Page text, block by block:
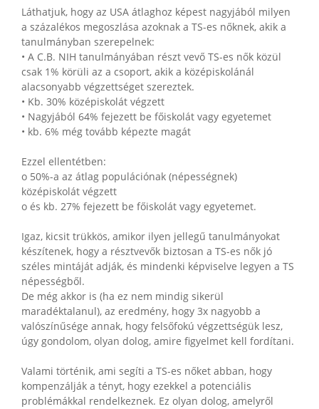
Láthatjuk, hogy az USA átlaghoz képest nagyjából milyen
a százalékos megoszlása azoknak a TS-es nőknek, akik a
tanulmányban szerepelnek:
• A C.B. NIH tanulmányában részt vevő TS-es nők közül
csak 1% körüli az a csoport, akik a középiskolánál
alacsonyabb végzettséget szereztek.
• Kb. 30% középiskolát végzett
• Nagyjából 64% fejezett be főiskolát vagy egyetemet
• kb. 6% még tovább képezte magát
Ezzel ellentétben:
o 50%-a az átlag populációnak (népességnek)
középiskolát végzett
o és kb. 27% fejezett be főiskolát vagy egyetemet.
Igaz, kicsit trükkös, amikor ilyen jellegű tanulmányokat
készítenek, hogy a résztvevők biztosan a TS-es nők jó
széles mintáját adják, és mindenki képviselve legyen a TS
népességből.
De még akkor is (ha ez nem mindig sikerül
maradéktalanul), az eredmény, hogy 3x nagyobb a
valószínűsége annak, hogy felsőfokú végzettségük lesz,
úgy gondolom, olyan dolog, amire figyelmet kell fordítani.
Valami történik, ami segíti a TS-es nőket abban, hogy
kompenzálják a tényt, hogy ezekkel a potenciális
problémákkal rendelkeznek. Ez olyan dolog, amelyről